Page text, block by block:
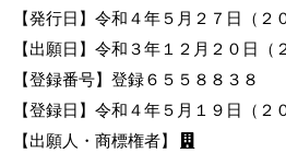
【発行日】令和４年５月２７日（２
【出願日】令和３年１２月２０日（
【登録番号】登録６５５８８３８
【登録日】令和４年５月１９日（２
【出願人・商標権者】